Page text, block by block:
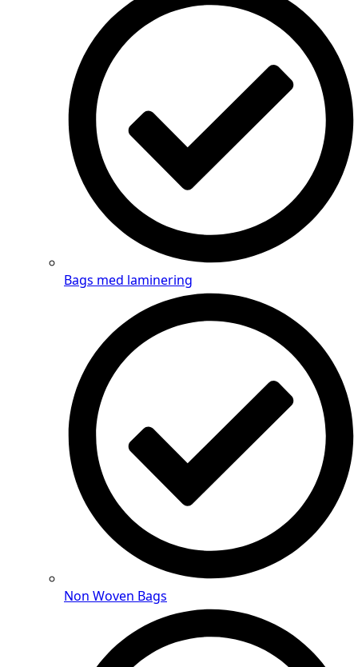
Bags med laminering
Non Woven Bags